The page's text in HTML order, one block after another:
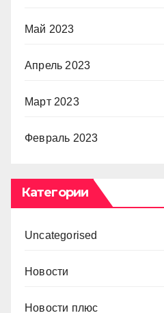
Май 2023
Апрель 2023
Март 2023
Февраль 2023
Категории
Uncategorised
Новости
Новости плюс